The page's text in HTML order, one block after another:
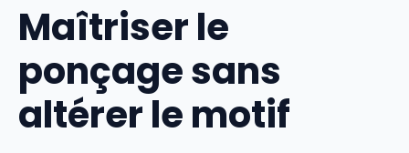
Maîtriser le
ponçage sans
altérer le motif